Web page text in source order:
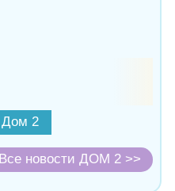
Дом 2
Все новости ДОМ 2 >>